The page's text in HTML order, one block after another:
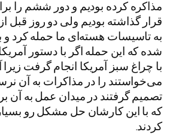
قرار گذاشته بودیم ولی دو روز قبل
به تاسیسات هسته‌ای ما حمله کرد و
شده که این حمله اگر با دستور
با چراغ سبز آمریکا انجام گرفت زیرا
می‌خواستند را در مذاکرات به آن
تصمیم گرفتند در میدان عمل به آن
که با این کارشان حل مشکل رو
کردند.